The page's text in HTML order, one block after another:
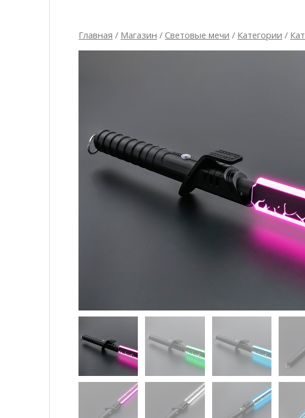
Главная / Магазин / Световые мечи / Категории /